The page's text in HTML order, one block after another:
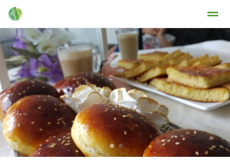
Home Zoeken Nieuws Agenda
● ●